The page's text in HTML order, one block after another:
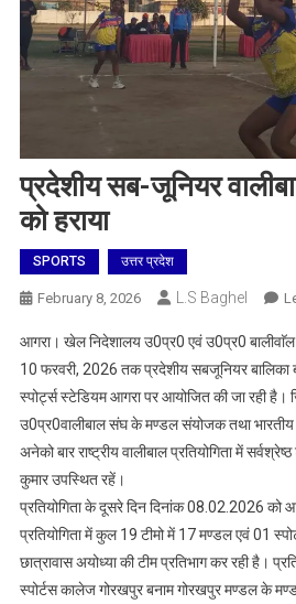
प्रदेशीय सब-जूनियर
को हराया
SPORTS उत्तर प्रदेश
February 8, 2026 L.S Baghel
आगरा। खेल निदेशालय उ0प्र0 एवं उ0प्र0
10 फरवरी, 2026 तक प्रदेशीय सबजूनियर बालिका
स्पोर्ट्स स्टेडियम आगरा पर आयोजित की जा रही
उ0प्र0वालीबाल संघ के मण्डल संयोजक तथा भारतीय
अनेको बार राष्ट्रीय वालीबाल प्रतियोगिता में
कुमार उपस्थित रहें।
प्रतियोगिता के दूसरे दिन दिनांक 08.02.2026 को
प्रतियोगिता में कुल 19 टीमो में 17 मण्डल एवं 01
छात्रावास अयोध्या की टीम प्रतिभाग कर रही है।
स्पोर्टस कालेज गोरखपुर बनाम गोरखपुर मण्डल के